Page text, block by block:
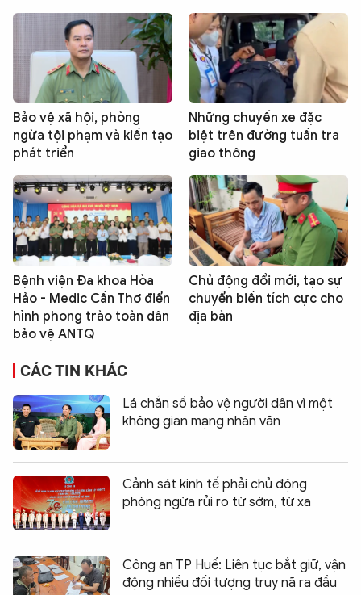
Bảo vệ xã hội, phòng
ngừa tội phạm và kiến tạo
phát triển
Những chuyến xe đặc
biệt trên đường tuần tra
giao thông
Bệnh viện Đa khoa Hòa
Hảo - Medic Cần Thơ điển
hình phong trào toàn dân
bảo vệ ANTQ
Chủ động đổi mới, tạo sự
chuyển biến tích cực cho
địa bàn
CÁC TIN KHÁC
Lá chắn số bảo vệ người dân vì một
không gian mạng nhân văn
Cảnh sát kinh tế phải chủ động
phòng ngừa rủi ro từ sớm, từ xa
Công an TP Huế: Liên tục bắt giữ, vận
động nhiều đối tượng truy nã ra đầu